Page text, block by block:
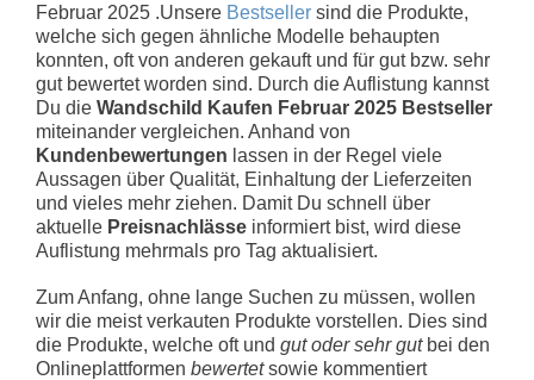
Februar 2025 .Unsere Bestseller sind die Produkte,
welche sich gegen ähnliche Modelle behaupten
konnten, oft von anderen gekauft und für gut bzw. sehr
gut bewertet worden sind. Durch die Auflistung kannst
Du die Wandschild Kaufen Februar 2025 Bestseller
miteinander vergleichen. Anhand von
Kundenbewertungen lassen in der Regel viele
Aussagen über Qualität, Einhaltung der Lieferzeiten
und vieles mehr ziehen. Damit Du schnell über
aktuelle Preisnachlässe informiert bist, wird diese
Auflistung mehrmals pro Tag aktualisiert.
Zum Anfang, ohne lange Suchen zu müssen, wollen
wir die meist verkauten Produkte vorstellen. Dies sind
die Produkte, welche oft und gut oder sehr gutbei den
Onlineplattformen bewertetsowie kommentiert